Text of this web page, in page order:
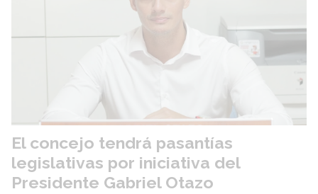
El concejo tendrá pasantías
legislativas por iniciativa del
Presidente Gabriel Otazo